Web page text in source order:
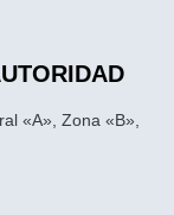
«A», Zona «B»,